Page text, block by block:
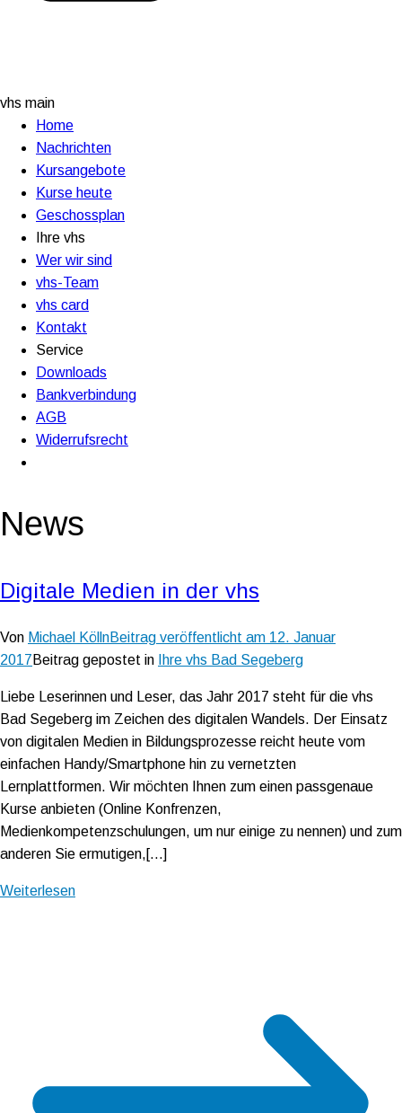
vhs main
Home
Nachrichten
Kursangebote
Kurse heute
Geschossplan
Ihre vhs
Wer wir sind
vhs-Team
vhs card
Kontakt
Service
Downloads
Bankverbindung
AGB
Widerrufsrecht
News
Digitale Medien in der vhs
Von Michael KöllnBeitrag veröffentlicht am 12. Januar
2017 Beitrag gepostet in Ihre vhs Bad Segeberg
Liebe Leserinnen und Leser, das Jahr 2017 steht für die vhs
Bad Segeberg im Zeichen des digitalen Wandels. Der Einsatz
von digitalen Medien in Bildungsprozesse reicht heute vom
einfachen Handy/Smartphone hin zu vernetzten
Lernplattformen. Wir möchten Ihnen zum einen passgenaue
Kurse anbieten (Online Konfrenzen,
Medienkompetenzschulungen, um nur einige zu nennen) und zum
anderen Sie ermutigen,[…]
Weiterlesen